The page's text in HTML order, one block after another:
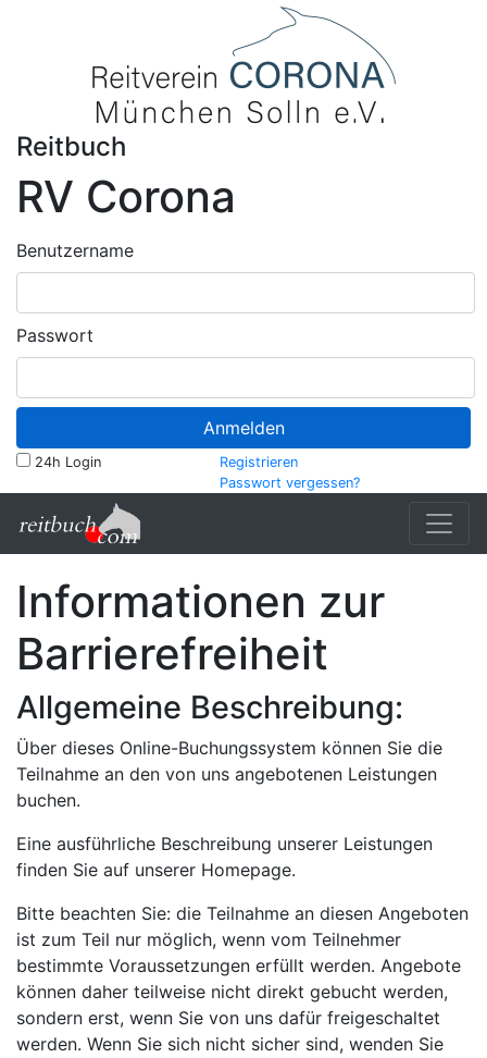
Reitbuch
RV Corona
Benutzername
Passwort
Anmelden
24h Login
Registrieren
Passwort vergessen?
Informationen zur
Barrierefreiheit
Allgemeine Beschreibung:
Über dieses Online-Buchungssystem können Sie die
Teilnahme an den von uns angebotenen Leistungen
buchen.
Eine ausführliche Beschreibung unserer Leistungen
finden Sie auf unserer Homepage.
Bitte beachten Sie: die Teilnahme an diesen Angeboten
ist zum Teil nur möglich, wenn vom Teilnehmer
bestimmte Voraussetzungen erfüllt werden. Angebote
können daher teilweise nicht direkt gebucht werden,
sondern erst, wenn Sie von uns dafür freigeschaltet
werden. Wenn Sie sich nicht sicher sind, wenden Sie